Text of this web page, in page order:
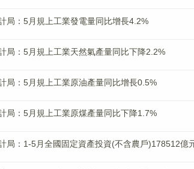
局：5月規上工業發電量同比增長4.2%
局：5月規上工業天然氣產量同比下降2.2%
局：5月規上工業原油產量同比增長0.5%
局：5月規上工業原煤產量同比下降1.7%
局：1-5月全國固定資產投資(不含農戶)178512億